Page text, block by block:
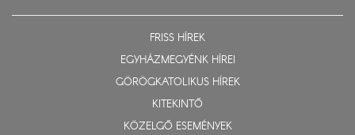
FRISS HÍREK
EGYHÁZMEGYÉNK HÍREI
GÖRÖGKATOLIKUS HÍREK
KITEKINTŐ
KÖZELGŐ ESEMÉNYEK